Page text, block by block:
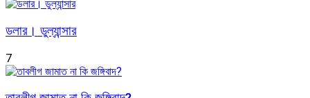
ডলার। ডুল্যান্সার
7